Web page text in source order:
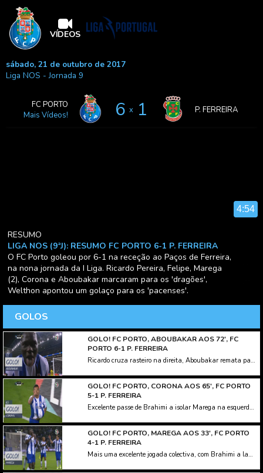
VÍDEOS
sábado, 21 de outubro de 2017
Liga NOS - Jornada 9
FC PORTO
Mais Vídeos!
6 x 1 P. FERREIRA
4:54
RESUMO
LIGA NOS (9ªJ): RESUMO FC PORTO 6-1 P. FERREIRA
O FC Porto goleou por 6-1 na receção ao Paços de Ferreira,
na nona jornada da I Liga. Ricardo Pereira, Felipe, Marega
(2), Corona e Aboubakar marcaram para os 'dragões',
Welthon apontou um golaço para os 'pacenses'.
GOLOS
GOLO! FC PORTO, ABOUBAKAR AOS 72', FC
PORTO 6-1 P. FERREIRA
Ricardo cruza rasteiro na direita, Aboubakar remata para defesa incompleta de Mário Felgueiras. Perante a passividade da defensiva pacense, Corona ganha a bola na direita e cruza novamento para Aboubakar, que desta feita não desperdiça, e atira para o sexto dos 'dragões'.
GOLO! FC PORTO, CORONA AOS 65', FC PORTO
5-1 P. FERREIRA
Excelente passe de Brahimi a isolar Marega na esquerda da área, Mário Felgueiras sai dos postes e trava o remate do avançado maliano, e na recarga, Corona, sem marcação, só tem de atirar para a baliza deserta.
GOLO! FC PORTO, MAREGA AOS 33', FC PORTO
4-1 P. FERREIRA
Mais uma excelente jogada colectiva, com Brahimi a lançar Ricardo Pereira na direita, que cruza para o segundo poste, onde surge Marega a rematar de primeira, e a bisar na partida.